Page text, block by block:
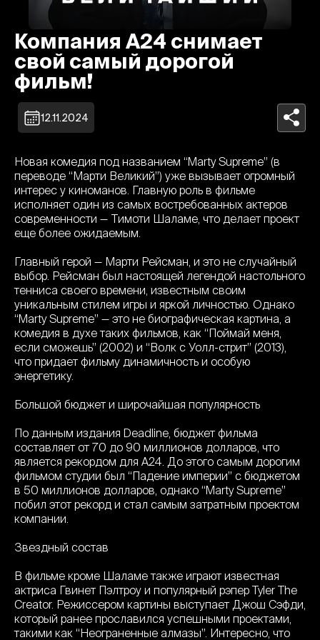
Компания A24 снимает
свой самый дорогой
фильм!
12.11.2024
Новая комедия под названием “Marty Supreme” (в
переводе “Марти Великий”) уже вызывает огромный
интерес у киноманов. Главную роль в фильме
исполняет один из самых востребованных актеров
современности — Тимоти Шаламе, что делает проект
еще более ожидаемым.
Главный герой — Марти Рейсман, и это не случайный
выбор. Рейсман был настоящей легендой настольного
тенниса своего времени, известным своим
уникальным стилем игры и яркой личностью. Однако
“Marty Supreme” — это не биографическая картина, а
комедия в духе таких фильмов, как “Поймай меня,
если сможешь” (2002) и “Волк с Уолл-стрит” (2013),
что придает фильму динамичность и особую
энергетику.
Большой бюджет и широчайшая популярность
По данным издания Deadline, бюджет фильма
составляет от 70 до 90 миллионов долларов, что
является рекордом для A24. До этого самым дорогим
фильмом студии был “Падение империи” с бюджетом
в 50 миллионов долларов, однако “Marty Supreme”
побил этот рекорд и стал самым затратным проектом
компании.
Звездный состав
В фильме кроме Шаламе также играют известная
актриса Гвинет Пэлтроу и популярный рэпер Tyler The
Creator. Режиссером картины выступает Джош Сэфди,
который ранее прославился успешными проектами,
такими как “Неограненные алмазы”. Интересно, что